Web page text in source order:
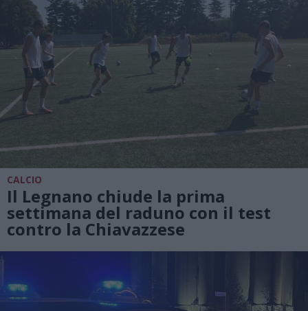
CALCIO
Il Legnano chiude la prima
settimana del raduno con il test
contro la Chiavazzese